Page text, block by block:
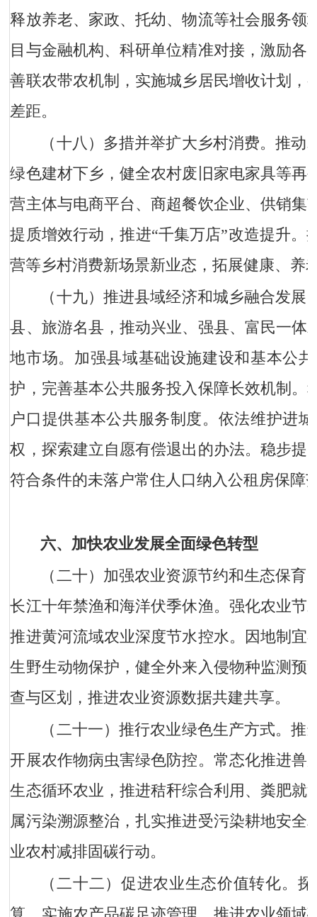
释放养老、家政、托幼、物流等社会服务
目与金融机构、科研单位精准对接，激励
善联农带农机制，实施城乡居民增收计划
差距。
（十八）多措并举扩大乡村消费。推动
绿色建材下乡，健全农村废旧家电家具等
营主体与电商平台、商超餐饮企业、供销
提质增效行动，推进“千集万店”改造提升
营等乡村消费新场景新业态，拓展健康、养
（十九）推进县域经济和城乡融合发展
县、旅游名县，推动兴业、强县、富民一
地市场。加强县域基础设施建设和基本公
护，完善基本公共服务投入保障长效机制
户口提供基本公共服务制度。依法维护进
权，探索建立自愿有偿退出的办法。稳步
符合条件的未落户常住人口纳入公租房保障
六、加快农业发展全面绿色转型
（二十）加强农业资源节约和生态保育
长江十年禁渔和海洋伏季休渔。强化农业
推进黄河流域农业深度节水控水。因地制
生野生动物保护，健全外来入侵物种监测
查与区划，推进农业资源数据共建共享。
（二十一）推行农业绿色生产方式。推
开展农作物病虫害绿色防控。常态化推进
生态循环农业，推进秸秆综合利用、粪肥
属污染溯源整治，扎实推进受污染耕地安
业农村减排固碳行动。
（二十二）促进农业生态价值转化。